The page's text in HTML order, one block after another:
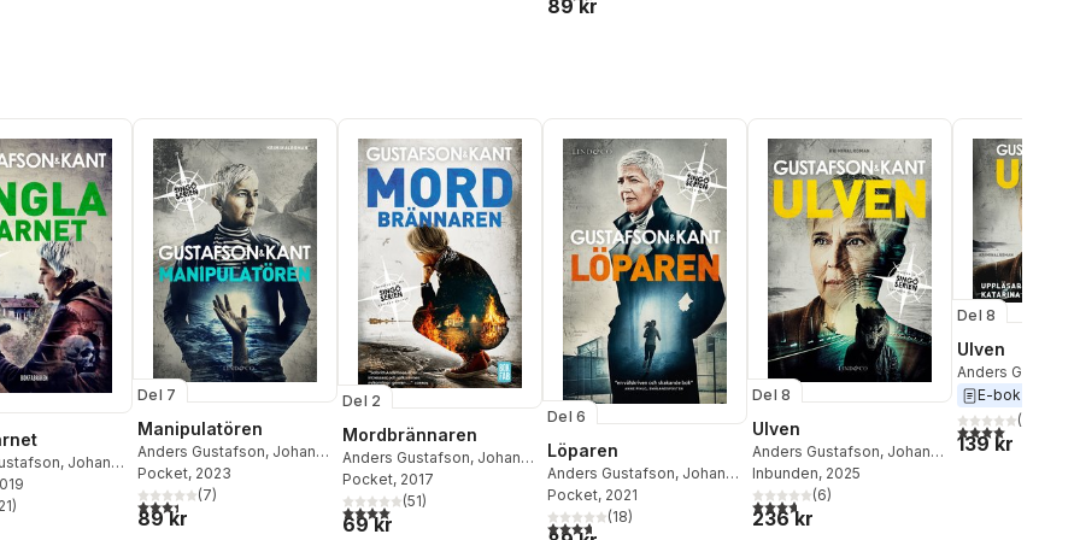
89 kr
, Johan
& Kant
Totalt antal röster:
21)
Del 7
Manipulatören
Anders Gustafson, Johan
Kant
Pocket, 2023
3,4utav 5 stjärnor. Totalt antal röster:
(7)
89 kr
Del 2
Mordbrännaren
Anders Gustafson, Johan
Kant,Gustafson & Kant
Pocket, 2017
4,0utav 5 stjärnor. Totalt antal röster:
(51)
69 kr
Del 6
Löparen
Anders Gustafson, Johan
Kant,Gustafson & Kant
Pocket, 2021
3,7utav 5 stjärnor. Totalt antal röster:
(18)
Del 8
Ulven
Anders Gustafson, Johan
Kant
Inbunden, 2025
3,7utav 5 stjärnor. Totalt antal röster:
(6)
236 kr
Del 8
Ulven
Anders
KantE-bok
4,0utav 5(
139 kr